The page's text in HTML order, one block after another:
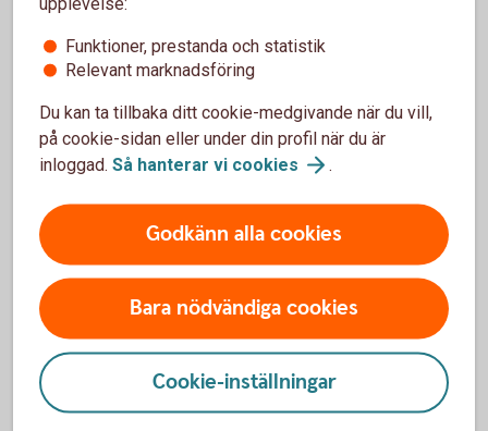
förlängningen även livsmedelsförsörjningen. Med ganska
enkla medel och lite professionell guidning kan man
komma långt, säger hon.
Helenas tips för ett bättre
smittskydd
Skaffa strikta mottagningsrutiner för nya djur, och följ
dem
Använd framtagna hälsodeklarationer, så att du fångar
Funktioner, prestanda och statistik
Relevant marknadsföring
Du kan ta tillbaka ditt cookie-medgivande när du vill,
på cookie-sidan eller under din profil när du är
inloggad. Så hanterar vi cookies .
Godkänn alla cookies
Bara nödvändiga cookies
Cookie-inställningar